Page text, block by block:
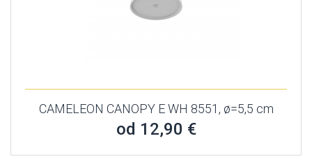
CAMELEON CANOPY E WH 8551, ø=5,5 cm
od 12,90 €